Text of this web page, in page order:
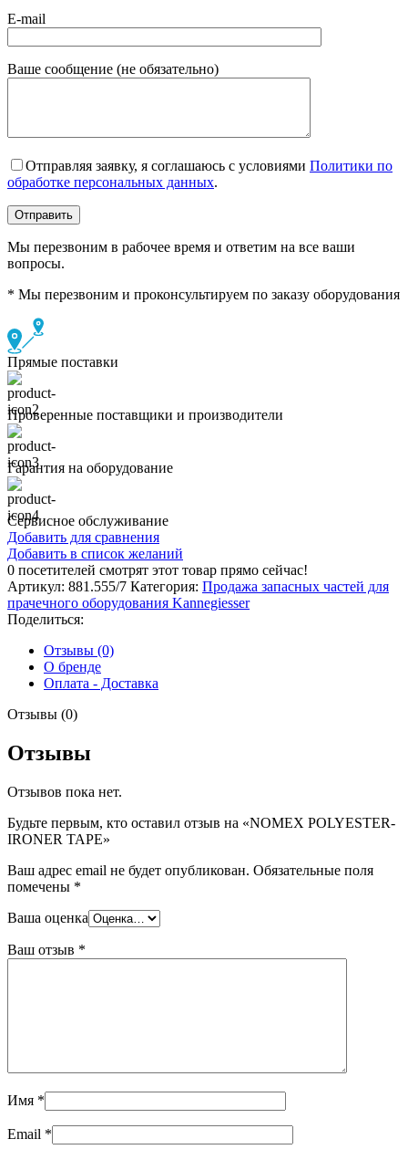
E-mail
Ваше сообщение (не обязательно)
Отправляя заявку, я соглашаюсь с условиями Политики по
обработке персональных данных.
Мы перезвоним в рабочее время и ответим на все ваши
вопросы.
* Мы перезвоним и проконсультируем по заказу оборудования
Прямые поставки
Проверенные поставщики и производители
Гарантия на оборудование
Сервисное обслуживание
Добавить для сравнения
Добавить в список желаний
0 посетителей смотрят этот товар прямо сейчас!
Артикул: 881.555/7 Категория: Продажа запасных частей для
прачечного оборудования Kannegiesser
Поделиться:
Отзывы (0)
О бренде
Оплата - Доставка
Отзывы (0)
Отзывы
Отзывов пока нет.
Будьте первым, кто оставил отзыв на «NOMEX POLYESTER-
IRONER TAPE»
Ваш адрес email не будет опубликован. Обязательные поля
помечены *
Ваша оценка
Ваш отзыв *
Имя *
Email *